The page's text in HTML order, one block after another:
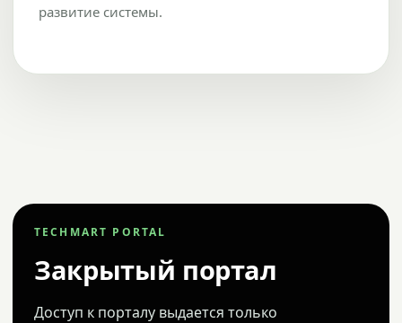
развитие системы.
TECHMART PORTAL
Закрытый портал
Доступ к порталу выдается только